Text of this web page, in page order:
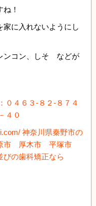
！
家に入れないようにし
ンコン、しそ などが
０４６３-８２-８７４
４０
神奈川県秦野市の
市 厚木市 平塚市
の歯科矯正なら